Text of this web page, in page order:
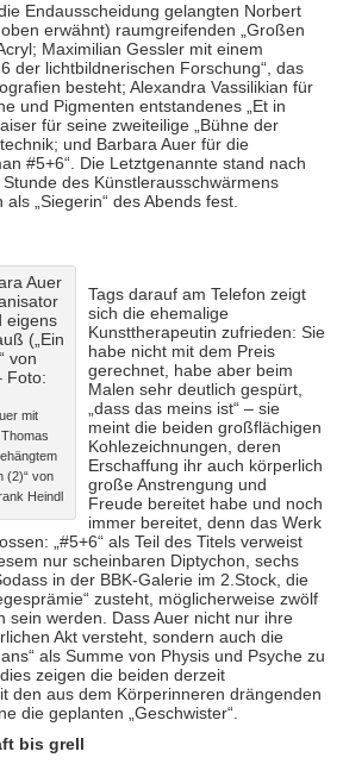
Endausscheidung gelangten Norbert
erwähnt) raumgreifenden „Großen
Maximilian Gessler mit einem
6 der lichtbildnerischen Forschung“, das
besteht; Alexandra Vassilikian für
und Pigmenten entstandenes „Et in
für seine zweiteilige „Bühne der
und Barbara Auer für die
#5+6“. Die Letztgenannte stand nach
des Künstlerausschwärmens
„Siegerin“ des Abends fest.
mit
(2)“ von
Heindl
Tags darauf am Telefon zeigt
sich die ehemalige
Kunsttherapeutin zufrieden: Sie
habe nicht mit dem Preis
gerechnet, habe aber beim
Malen sehr deutlich gespürt,
„dass das meins ist“ – sie
meint die beiden großflächigen
Kohlezeichnungen, deren
Erschaffung ihr auch körperlich
große Anstrengung und
Freude bereitet habe und noch
immer bereitet, denn das Werk
„#5+6“ als Teil des Titels verweist
nur scheinbaren Diptychon, sechs
in der BBK-Galerie im 2.Stock, die
zusteht, möglicherweise zwölf
sein werden. Dass Auer nicht nur ihre
Akt versteht, sondern auch die
als Summe von Physis und Psyche zu
zeigen die beiden derzeit
den aus dem Körperinneren drängenden
die geplanten „Geschwister“.
bis grell